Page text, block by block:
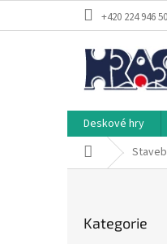
+420 224 946
Deskové hry
Domů
kategorie
Kategorie